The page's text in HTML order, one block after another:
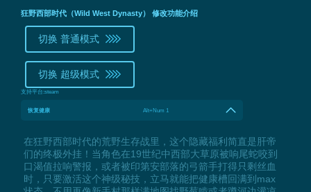
狂野西部时代（Wild West Dynasty） 修改功能介绍
切换 普通模式
切换 超级模式
支持平台:steam
恢复健康 Alt+Num 1
在狂野西部时代的荒野生存战里，这个隐藏福利简直是肝帝
们的终极外挂！当角色在19世纪中西部大草原被响尾蛇咬到
口渴值拉响警报，或者被印第安部落的弓箭手打得只剩丝血
时，只要激活这个神级秘技，立马就能把健康槽回满到max